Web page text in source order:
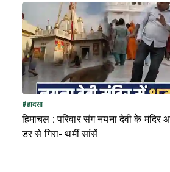
#हादसा
हिमाचल : परिवार संग नयना देवी के मंदिर
डर से गिरा- थमीं सांसें